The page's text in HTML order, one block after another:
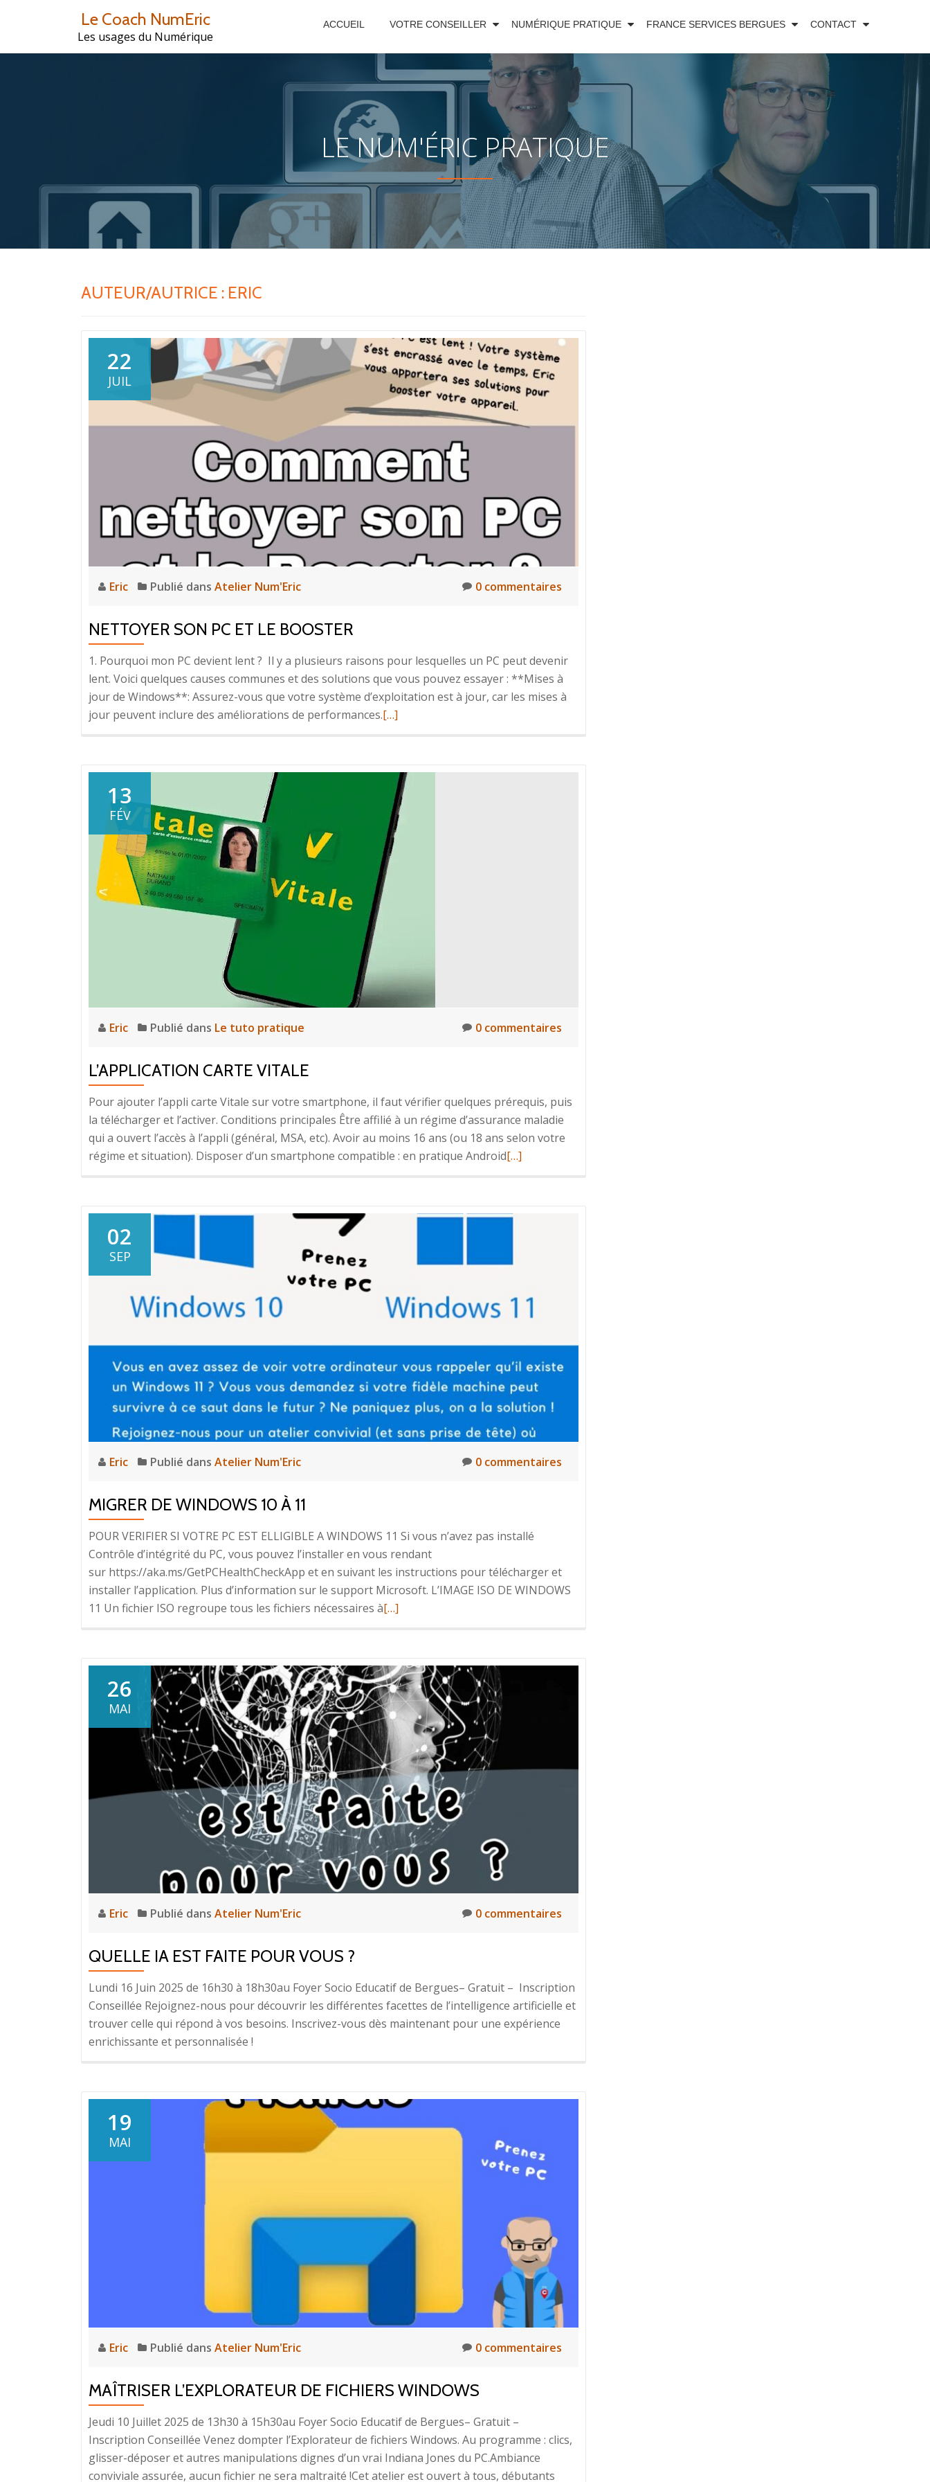
au
Le Coach NumEric
Les usages du Numérique
ACCUEIL VOTRE CONSEILLER NUMÉRIQUE PRATIQUE FRANCE SERVICES BERGUES CONTACT
LE NUM'ÉRIC PRATIQUE
AUTEUR/AUTRICE : ERIC
22
JUIL
Eric Publié dans Atelier Num'Eric 0 commentaires
NETTOYER SON PC ET LE BOOSTER
1. Pourquoi mon PC devient lent ? Il y a plusieurs raisons pour lesquelles un PC peut devenir
lent. Voici quelques causes communes et des solutions que vous pouvez essayer : **Mises à
jour de Windows**: Assurez-vous que votre système d’exploitation est à jour, car les mises à
jour peuvent inclure des améliorations de performances.En
son
PC
et
le
booster
[…]
13
FÉV
Eric Publié dans Le tuto pratique 0 commentaires
L’APPLICATION CARTE VITALE
Pour ajouter l’appli carte Vitale sur votre smartphone, il faut vérifier quelques prérequis, puis
la télécharger et l’activer. Conditions principales Être affilié à un régime d’assurance maladie
qui a ouvert l’accès à l’appli (général, MSA, etc). Avoir au moins 16 ans (ou 18 ans selon votre
régime et situation). Disposer d’un smartphone compatible : en pratique AndroidEn
[…]
02
SEP
Eric Publié dans Atelier Num'Eric 0 commentaires
MIGRER DE WINDOWS 10 À 11
POUR VERIFIER SI VOTRE PC EST ELLIGIBLE A WINDOWS 11 Si vous n’avez pas installé
Contrôle d’intégrité du PC, vous pouvez l’installer en vous rendant
sur https://aka.ms/GetPCHealthCheckApp et en suivant les instructions pour télécharger et
installer l’application. Plus d’information sur le support Microsoft. L’IMAGE ISO DE WINDOWS
11 Un fichier ISO regroupe tous les fichiers nécessaires àEn
de
Windows
10
à
11
[…]
26
MAI
Eric Publié dans Atelier Num'Eric 0 commentaires
QUELLE IA EST FAITE POUR VOUS ?
Lundi 16 Juin 2025 de 16h30 à 18h30au Foyer Socio Educatif de Bergues– Gratuit – Inscription
Conseillée Rejoignez-nous pour découvrir les différentes facettes de l’intelligence artificielle et
trouver celle qui répond à vos besoins. Inscrivez-vous dès maintenant pour une expérience
enrichissante et personnalisée !
19
MAI
Eric Publié dans Atelier Num'Eric 0 commentaires
MAÎTRISER L’EXPLORATEUR DE FICHIERS WINDOWS
Jeudi 10 Juillet 2025 de 13h30 à 15h30au Foyer Socio Educatif de Bergues– Gratuit –
Inscription Conseillée Venez dompter l’Explorateur de fichiers Windows. Au programme : clics,
glisser-déposer et autres manipulations dignes d’un vrai Indiana Jones du PC.Ambiance
conviviale assurée, aucun fichier ne sera maltraité !Cet atelier est ouvert à tous, débutants